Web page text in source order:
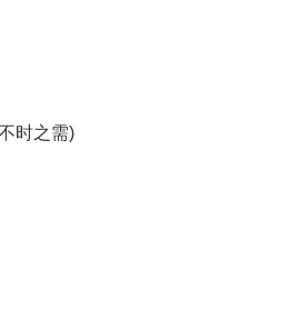
时之需)